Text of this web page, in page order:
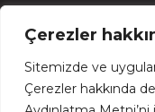
Çerezler
Sitemizde ve
Çerezler hakkında